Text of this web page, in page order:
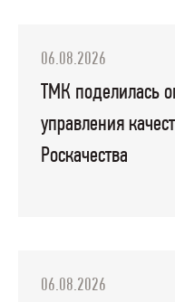
06.08.2026
ТМК поделилась
управления
Роскачества
06.08.2026